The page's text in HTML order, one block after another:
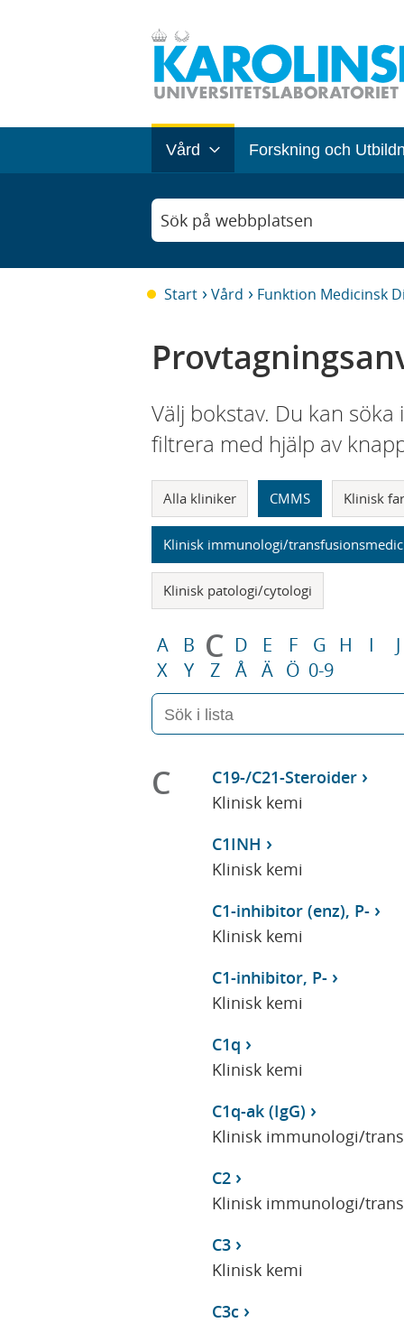
Vård Forskning och
Sök på webbplatsen
Start Vård Funktion Medicinsk
Välj bokstav. Du kan
filtrera med hjälp av
Alla kliniker CMMS Klinisk
Klinisk immunologi/
Klinisk patologi/cytologi
A B C D E F G H I J
X
Y Z Å Ä Ö 0-9
C
C19-/C21-Steroider
Klinisk kemi
C1INH
Klinisk kemi
C1-inhibitor (enz), P-
Klinisk kemi
C1-inhibitor, P-
Klinisk kemi
C1q
Klinisk kemi
C1q-ak (IgG)
Klinisk immunologi/
C2
Klinisk immunologi/
C3
Klinisk kemi
C3c